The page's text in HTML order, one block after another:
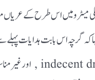
میٹرو میں اس طرح کے
کہ گرچہ اس بابت ہدایات پہلے